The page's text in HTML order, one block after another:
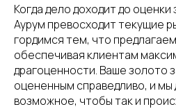
Когда дело доходит до
Аурум превосходит текущие
гордимся тем, что
обеспечивая клиентам
драгоценности. Ваше золото
оцененным справедливо, и мы
возможное, чтобы так и